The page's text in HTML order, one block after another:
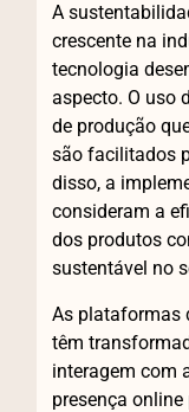
A
crescente na
tecnologia
aspecto. O uso
de produção
são facilitados
disso, a
consideram a
dos produtos
sustentável no
As plataformas
têm
interagem com
presença